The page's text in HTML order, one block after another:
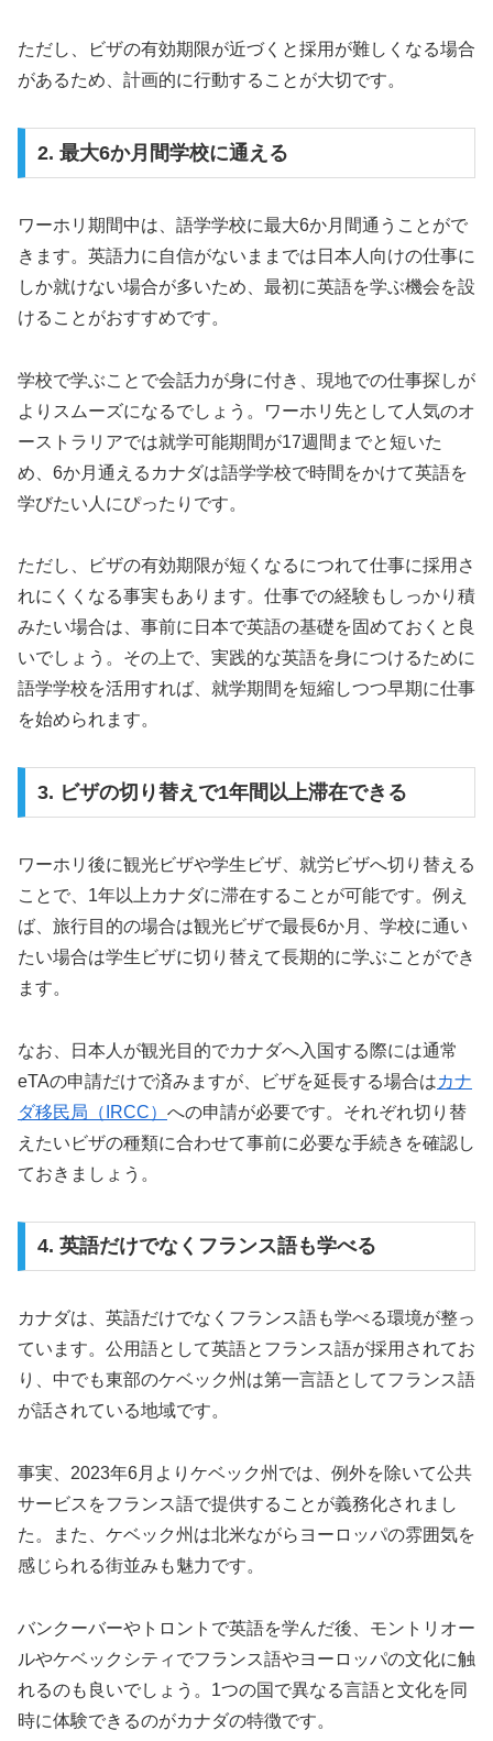
ただし、ビザの有効期限が近づくと採用が難しくなる場合
があるため、計画的に行動することが大切です。
2. 最大6か月間学校に通える
ワーホリ期間中は、語学学校に最大6か月間通うことがで
きます。英語力に自信がないままでは日本人向けの仕事に
しか就けない場合が多いため、最初に英語を学ぶ機会を設
けることがおすすめです。
学校で学ぶことで会話力が身に付き、現地での仕事探しが
よりスムーズになるでしょう。ワーホリ先として人気のオ
ーストラリアでは就学可能期間が17週間までと短いた
め、6か月通えるカナダは語学学校で時間をかけて英語を
学びたい人にぴったりです。
ただし、ビザの有効期限が短くなるにつれて仕事に採用さ
れにくくなる事実もあります。仕事での経験もしっかり積
みたい場合は、事前に日本で英語の基礎を固めておくと良
いでしょう。その上で、実践的な英語を身につけるために
語学学校を活用すれば、就学期間を短縮しつつ早期に仕事
を始められます。
3. ビザの切り替えで1年間以上滞在できる
ワーホリ後に観光ビザや学生ビザ、就労ビザへ切り替える
ことで、1年以上カナダに滞在することが可能です。例え
ば、旅行目的の場合は観光ビザで最長6か月、学校に通い
たい場合は学生ビザに切り替えて長期的に学ぶことができ
ます。
なお、日本人が観光目的でカナダへ入国する際には通常
eTAの申請だけで済みますが、ビザを延長する場合はカナ
ダ移民局（IRCC） への申請が必要です。それぞれ切り替
えたいビザの種類に合わせて事前に必要な手続きを確認し
ておきましょう。
4. 英語だけでなくフランス語も学べる
カナダは、英語だけでなくフランス語も学べる環境が整っ
ています。公用語として英語とフランス語が採用されてお
り、中でも東部のケベック州は第一言語としてフランス語
が話されている地域です。
事実、2023年6月よりケベック州では、例外を除いて公共
サービスをフランス語で提供することが義務化されまし
た。また、ケベック州は北米ながらヨーロッパの雰囲気を
感じられる街並みも魅力です。
バンクーバーやトロントで英語を学んだ後、モントリオー
ルやケベックシティでフランス語やヨーロッパの文化に触
れるのも良いでしょう。1つの国で異なる言語と文化を同
時に体験できるのがカナダの特徴です。